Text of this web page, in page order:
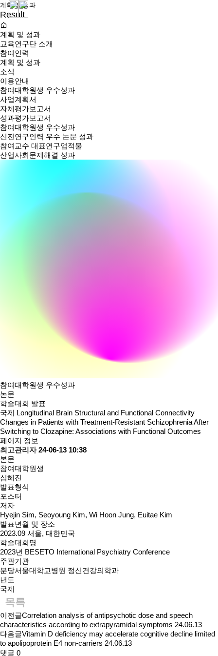
계획 및 성과
Result
계획 및 성과
교육연구단 소개
참여인력
계획 및 성과
소식
이용안내
참여대학원생 우수성과
사업계획서
자체평가보고서
성과평가보고서
참여대학원생 우수성과
신진연구인력 우수 논문 성과
참여교수 대표연구업적물
산업사회문제해결 성과
참여대학원생 우수성과
논문
학술대회 발표
국제 Longitudinal Brain Structural and Functional Connectivity
Changes in Patients with Treatment-Resistant Schizophrenia After
Switching to Clozapine: Associations with Functional Outcomes
페이지 정보
최고관리자 24-06-13 10:38
본문
참여대학원생
심혜진
발표형식
포스터
저자
Hyejin Sim, Seoyoung Kim, Wi Hoon Jung, Euitae Kim
발표년월 및 장소
2023.09 서울, 대한민국
학술대회명
2023년 BESETO International Psychiatry Conference
주관기관
분당서울대학교병원 정신건강의학과
년도
국제
목록
이전글Correlation analysis of antipsychotic dose and speech
characteristics according to extrapyramidal symptoms 24.06.13
다음글Vitamin D deficiency may accelerate cognitive decline limited
to apolipoprotein E4 non-carriers 24.06.13
댓글 0